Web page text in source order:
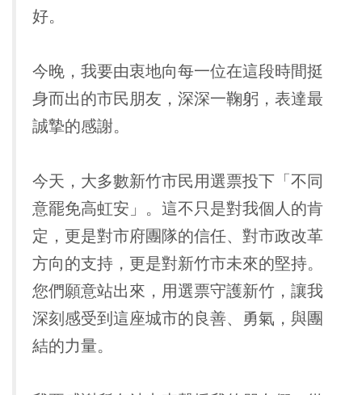
好。
今晚，我要由衷地向每一位在這段時間挺
身而出的市民朋友，深深一鞠躬，表達最
誠摯的感謝。
今天，大多數新竹市民用選票投下「不同
意罷免高虹安」。這不只是對我個人的肯
定，更是對市府團隊的信任、對市政改革
方向的支持，更是對新竹市未來的堅持。
您們願意站出來，用選票守護新竹，讓我
深刻感受到這座城市的良善、勇氣，與團
結的力量。